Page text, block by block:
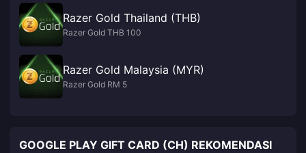
Razer Gold Thailand (THB)
Razer Gold THB 100
Razer Gold Malaysia (MYR)
Razer Gold RM 5
GOOGLE PLAY GIFT CARD (CH) REKOMENDASI